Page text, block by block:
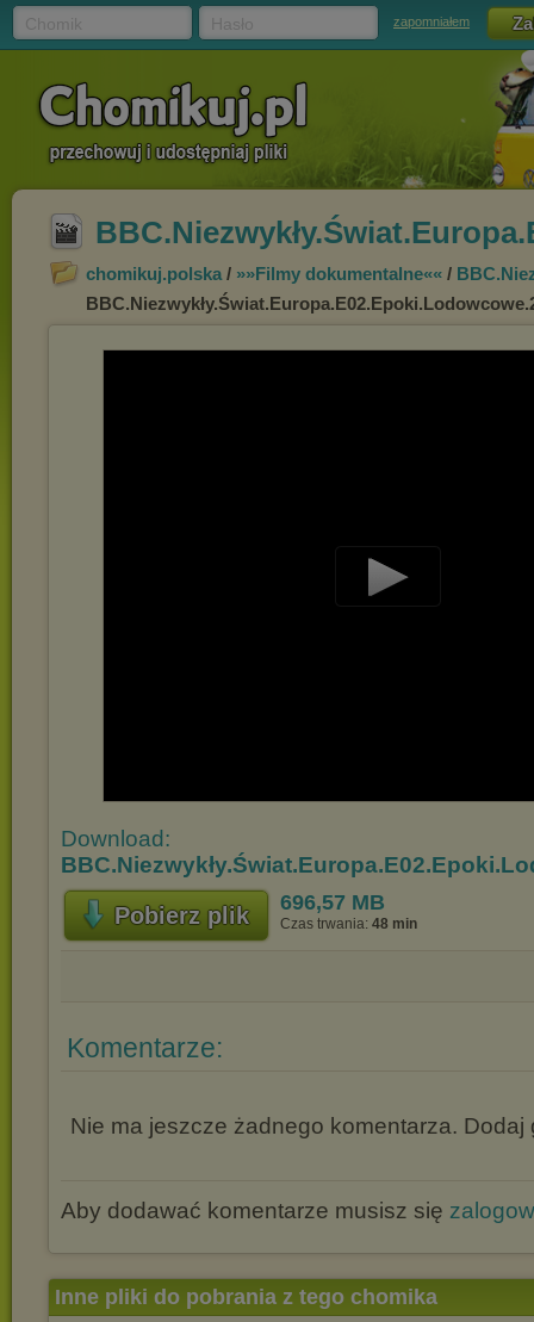
zapomniałem
chomikuj.polska / »»Filmy dokumentalne«« /
Download:
Pobierz plik 696,57 MB
Czas trwania: 48 min
Komentarze:
Nie ma jeszcze żadnego komentarza. Dodaj
Aby dodawać komentarze musisz się
Inne pliki do pobrania z tego chomika